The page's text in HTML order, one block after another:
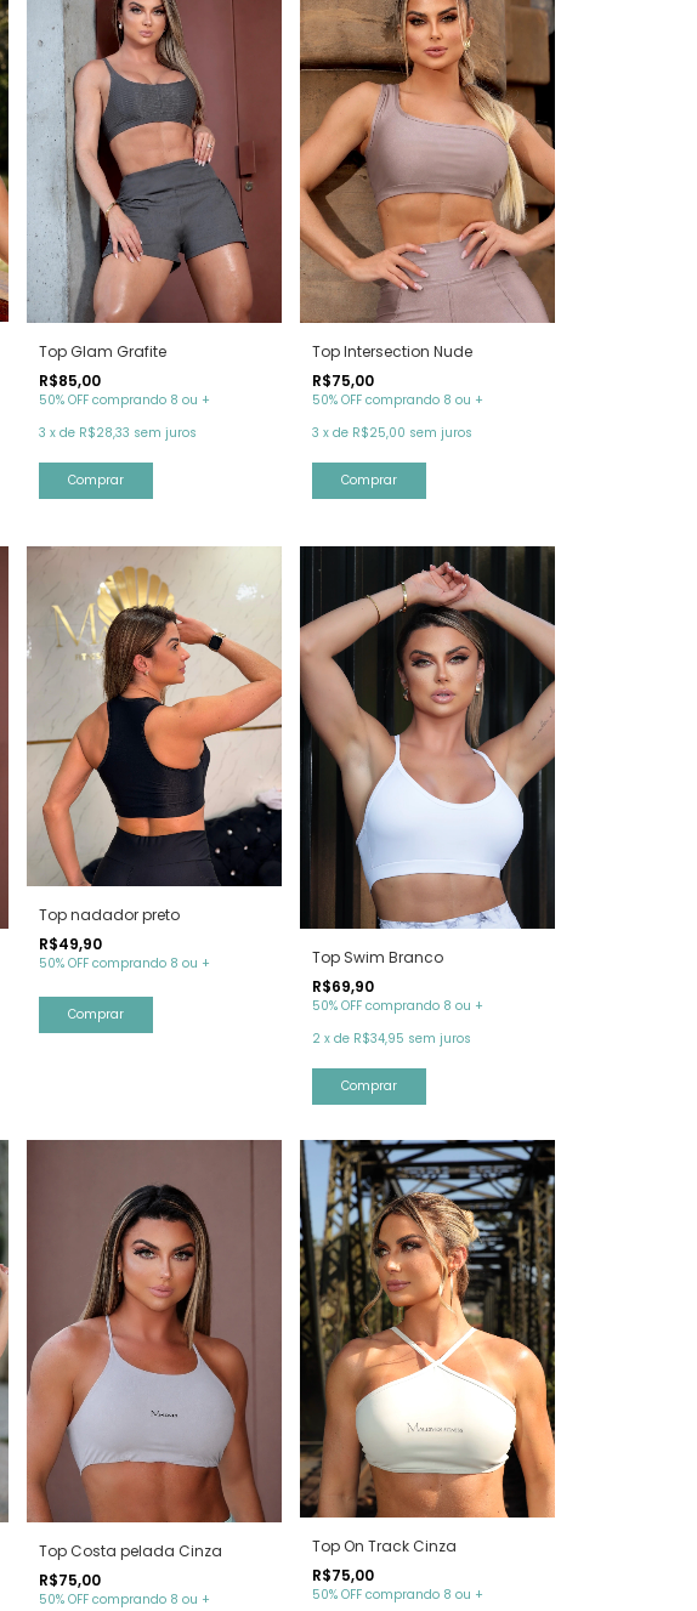
Top Glam Grafite
R$85,00
50% OFF comprando 8 ou +
3 x de R$28,33 sem juros
Comprar
Top Intersection Nude
R$75,00
50% OFF comprando 8 ou +
3 x de R$25,00 sem juros
Comprar
Top nadador preto
R$49,90
50% OFF comprando 8 ou +
Comprar
Top Swim Branco
R$69,90
50% OFF comprando 8 ou +
2 x de R$34,95 sem juros
Comprar
Top Costa pelada Cinza
R$75,00
50% OFF comprando 8 ou +
Top On Track Cinza
R$75,00
50% OFF comprando 8 ou +